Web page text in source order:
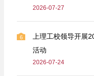
2026-07-27
6
上理工校领导开展
活动
2026-07-24